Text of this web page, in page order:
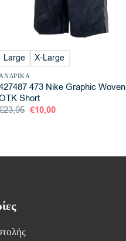
Large X-Large
473 Nike Graphic Woven
Short
23,95 Original
price
€10,00Η